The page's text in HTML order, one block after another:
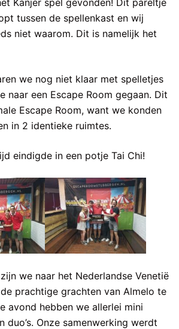
tussen de spellenkast en wij
niet waarom. Dit is namelijk het
we nog niet klaar met spelletjes
naar een Escape Room gegaan. Dit
Escape Room, want we konden
in 2 identieke ruimtes.
eindigde in een potje Tai Chi!
we naar het Nederlandse Venetië
prachtige grachten van Almelo te
avond hebben we allerlei mini
duo’s. Onze samenwerking werdt